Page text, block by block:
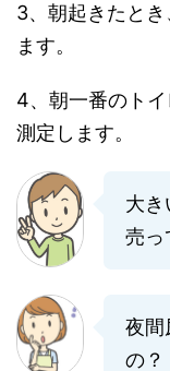
3、朝起きたと
ます。
4、朝一番のト
測定します。
大き
売っ
夜間
の？